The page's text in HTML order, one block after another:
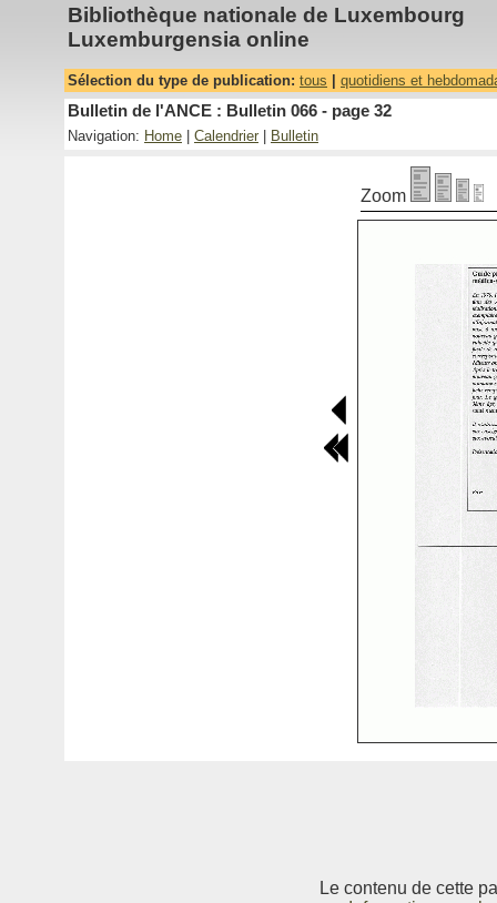
Bibliothèque nationale de Luxembourg
Luxemburgensia online
Sélection du type de publication: tous quotidiens et
Bulletin de l'ANCE : Bulletin 066 - page 32
Navigation: Home Calendrier Bulletin
Zoom
Le contenu de cette